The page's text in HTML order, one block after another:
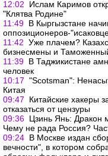
12:02
Ислам Каримов
"Клятва Родине"
11:49 В Кыргызстане
оппозиционеров-
11:42 Уже плачем?
бизнесмены и
11:39 В Таджикистане
человек
10:17 "Scotsman":
Китая
09:47
Китайские хакеры
отказаться от цензуры
09:36 Цзинь Янь: Дракон
Чему не рада Россия?
09:24 В Москве издан
вечности", в котором